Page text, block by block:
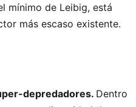
mínimo de Leibig, está
más escaso existente.
depredadores. Dentro